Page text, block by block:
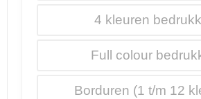
4
Borduren
Full colour